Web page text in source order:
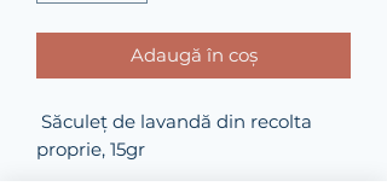
Adaugă în coș
Săculeț de lavandă din recolta
proprie, 15gr